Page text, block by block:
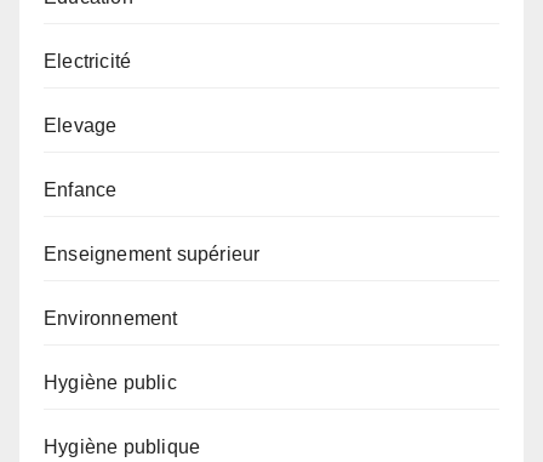
Electricité
Elevage
Enfance
Enseignement supérieur
Environnement
Hygiène public
Hygiène publique